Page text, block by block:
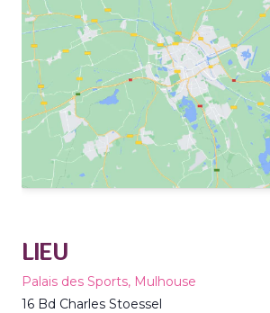
LIEU
Palais des Sports, Mulhouse
16 Bd Charles Stoessel